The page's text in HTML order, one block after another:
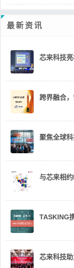
最新资讯
芯来科技
跨界融合
聚焦全球
与芯来相
TASKING
芯来科技